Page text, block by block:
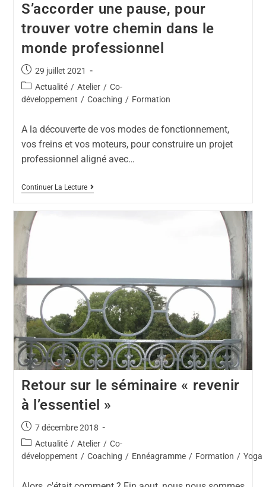
S’accorder une pause, pour
trouver votre chemin dans le
monde professionnel
29 juillet 2021
Actualité / Atelier / Co-
développement / Coaching / Formation
A la découverte de vos modes de fonctionnement,
vos freins et vos moteurs, pour construire un projet
professionnel aligné avec…
Continuer La Lecture
Retour sur le séminaire « revenir
à l’essentiel »
7 décembre 2018
Actualité / Atelier / Co-
développement / Coaching / Ennéagramme / Formation / Yoga